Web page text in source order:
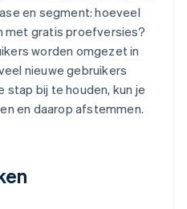
en segment: hoeveel
gratis proefversies?
worden omgezet in
nieuwe gebruikers
stap bij te houden, kun je
en daarop afstemmen.